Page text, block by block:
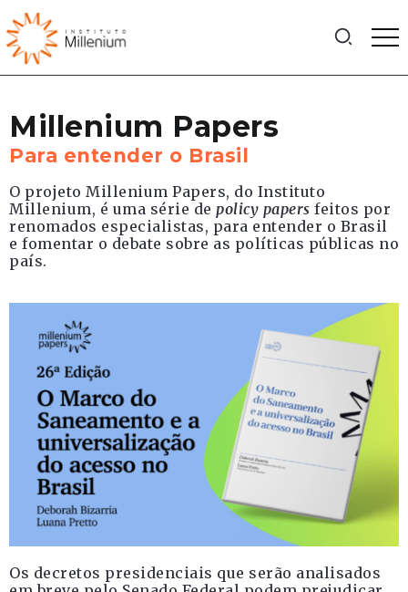
Millenium Papers
Para entender o Brasil
O projeto Millenium Papers, do Instituto
Millenium, é uma série de policy papers feitos por
renomados especialistas, para entender o Brasil
e fomentar o debate sobre as políticas públicas no
país.
Os decretos presidenciais que serão analisados